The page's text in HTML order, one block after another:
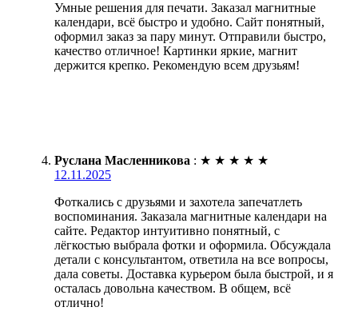
Умные решения для печати. Заказал магнитные
календари, всё быстро и удобно. Сайт понятный,
оформил заказ за пару минут. Отправили быстро,
качество отличное! Картинки яркие, магнит
держится крепко. Рекомендую всем друзьям!
Руслана Масленникова : ★ ★ ★ ★ ★
12.11.2025
Фоткались с друзьями и захотела запечатлеть
воспоминания. Заказала магнитные календари на
сайте. Редактор интуитивно понятный, с
лёгкостью выбрала фотки и оформила. Обсуждала
детали с консультантом, ответила на все вопросы,
дала советы. Доставка курьером была быстрой, и я
осталась довольна качеством. В общем, всё
отлично!